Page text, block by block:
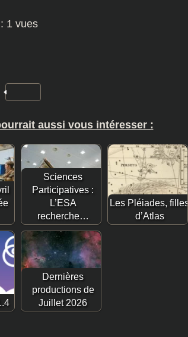
1 vues
Partager
aussi vous intéresser :
Sciences
Participatives :
L’ESA
recherche…
Les Pléiades, filles
d’Atlas
Dernières
productions de
Juillet 2026